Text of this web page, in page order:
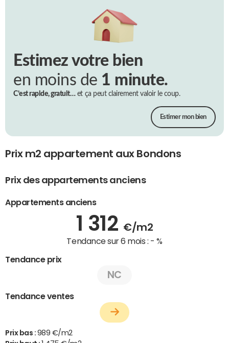
Estimez votre bien
en moins de 1 minute.
C’est rapide, gratuit…et ça peut clairement valoir le coup.
Estimer mon bien
Prix m2 appartement aux Bondons
Prix des appartements anciens
Appartements anciens
1 312 €/m2
Tendance sur 6 mois : - %
Tendance prix
NC
Tendance ventes
Prix bas : 989 €/m2